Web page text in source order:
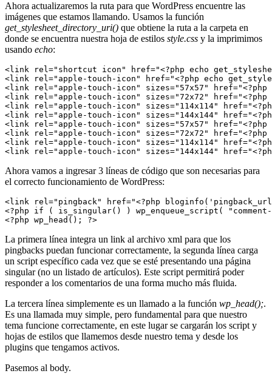
Ahora actualizaremos la ruta para que WordPress encuentre las
imágenes que estamos llamando. Usamos la función
get_stylesheet_directory_uri() que obtiene la ruta a la carpeta en
donde se encuentra nuestra hoja de estilos style.css y la imprimimos
usando echo:
<link rel="shortcut icon" href="<?php echo
<link rel="apple-touch-icon" href="<?php echo
<link rel="apple-touch-icon" sizes="57x57"
<link rel="apple-touch-icon" sizes="72x72"
<link rel="apple-touch-icon" sizes="114x114"
<link rel="apple-touch-icon" sizes="144x144"
<link rel="apple-touch-icon" sizes="57x57"
<link rel="apple-touch-icon" sizes="72x72"
<link rel="apple-touch-icon" sizes="114x114"
<link rel="apple-touch-icon" sizes="144x144"
Ahora vamos a ingresar 3 líneas de código que son necesarias para
el correcto funcionamiento de WordPress:
<link rel="pingback" href="<?php
<?php if ( is_singular() ) wp_enqueue_script(
<?php wp_head(); ?>
La primera línea integra un link al archivo xml para que los
pingbacks puedan funcionar correctamente, la segunda línea carga
un script específico cada vez que se esté presentando una página
singular (no un listado de artículos). Este script permitirá poder
responder a los comentarios de una forma mucho más fluida.
La tercera línea simplemente es un llamado a la función wp_head();.
Es una llamada muy simple, pero fundamental para que nuestro
tema funcione correctamente, en este lugar se cargarán los script y
hojas de estilos que llamemos desde nuestro tema y desde los
plugins que tengamos activos.
Pasemos al body.